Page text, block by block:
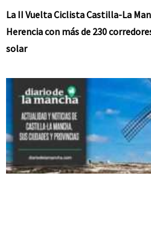
La II Vuelta Ciclista Castilla-La
Herencia con más de 230
solar